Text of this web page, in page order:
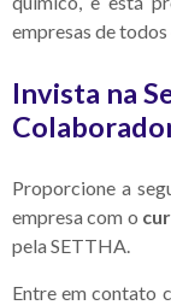
empresas de
Invista na
Proporcione a
empresa com o
pela SETTHA.
Entre em contato